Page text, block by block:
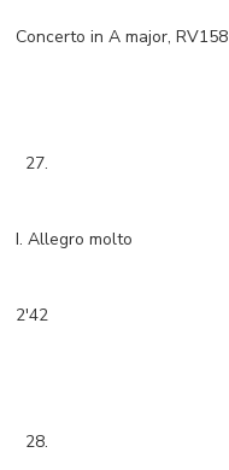
Concerto in A major, RV158
27.
I. Allegro molto
2'42
28.